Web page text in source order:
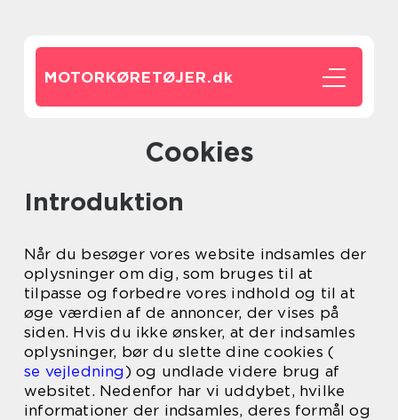
MOTORKØRETØJER.dk
Cookies
Introduktion
Når du besøger vores website indsamles der
oplysninger om dig, som bruges til at
tilpasse og forbedre vores indhold og til at
øge værdien af de annoncer, der vises på
siden. Hvis du ikke ønsker, at der indsamles
oplysninger, bør du slette dine cookies (
se vejledning ) og undlade videre brug af
websitet. Nedenfor har vi uddybet, hvilke
informationer der indsamles, deres formål og